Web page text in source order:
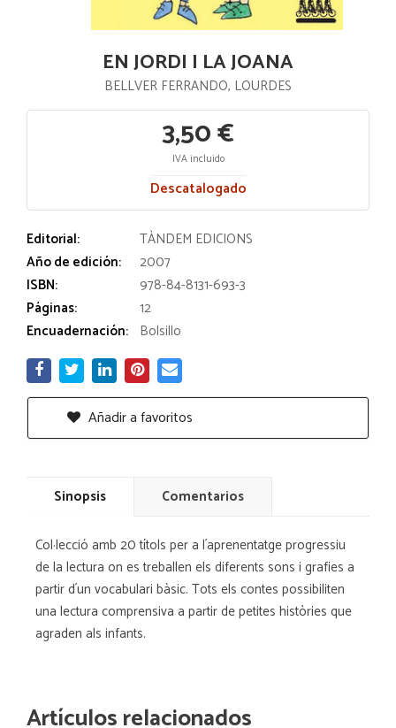
EN JORDI I LA JOANA
BELLVER FERRANDO, LOURDES
3,50 €
IVA incluido
Descatalogado
Editorial:
TÀNDEM EDICIONS
Año de edición:
2007
ISBN:
978-84-8131-693-3
Páginas:
12
Encuadernación: Bolsillo
Añadir a favoritos
Sinopsis Comentarios
Col·lecció amb 20 títols per a l´aprenentatge progressiu
de la lectura on es treballen els diferents sons i grafies a
partir d´un vocabulari bàsic. Tots els contes possibiliten
una lectura comprensiva a partir de petites històries que
agraden als infants.
Artículos relacionados